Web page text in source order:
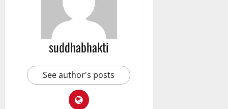
suddhabhakti
See author's posts